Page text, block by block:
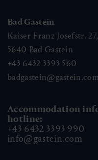
Bad Gastein
Kaiser Franz Josefstr. 27,
5640 Bad Gastein
+43 6432 3393 560
Accommodation
hotline:
+43 6432 3393 990
info@gastein.com